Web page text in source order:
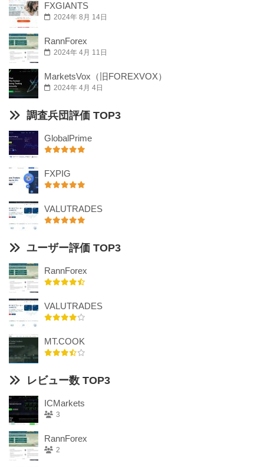
FXGIANTS
2024年 8月 14日
RannForex
2024年 4月 11日
MarketsVox（旧FOREXVOX）
2024年 4月 4日
調査兵団評価 TOP3
GlobalPrime
FXPIG
VALUTRADES
ユーザー評価 TOP3
RannForex
VALUTRADES
MT.COOK
レビュー数 TOP3
ICMarkets
3
RannForex
2